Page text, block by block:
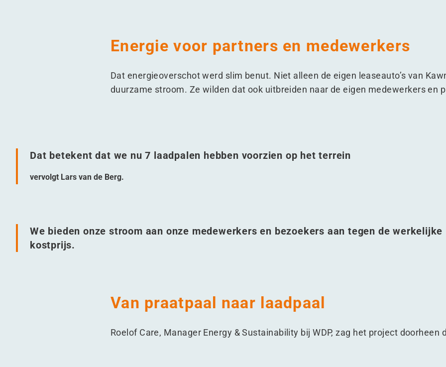
Energie voor partners en medewerkers
Dat energieoverschot werd slim benut. Niet alleen de eigen leaseauto’s van
duurzame stroom. Ze wilden dat ook uitbreiden naar de eigen medewerkers en
Dat betekent dat we nu 7 laadpalen hebben voorzien op het terrein
vervolgt Lars van de Berg.
We bieden onze stroom aan onze medewerkers en bezoekers aan tegen de werkelijke
kostprijs.
Van praatpaal naar laadpaal
Roelof Care, Manager Energy & Sustainability bij WDP, zag het project doorheen